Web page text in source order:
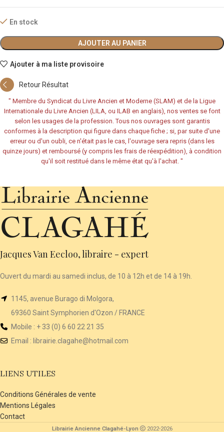
En stock
AJOUTER AU PANIER
Ajouter à ma liste provisoire
Retour Résultat
" Membre du Syndicat du Livre Ancien et Moderne (SLAM) et de la Ligue
Internationale du Livre Ancien (LILA, ou ILAB en anglais), nos ventes se font
selon les usages de la profession. Tous nos ouvrages sont garantis
conformes à la description qui figure dans chaque fiche ; si, par suite d'une
erreur ou d'un oubli, ce n'était pas le cas, l'ouvrage sera repris (dans les
quinze jours) et remboursé (y compris les frais de réexpédition), à condition
qu'il soit restitué dans le même état qu'à l'achat. "
Jacques Van Eecloo, libraire - expert
Ouvert du mardi au samedi inclus, de 10 à 12h et de 14 à 19h.
1145, avenue Burago di Molgora,
69360 Saint Symphorien d'Ozon / FRANCE
Mobile : + 33 (0) 6 60 22 21 35
Email : librairie .clagahe@hotmail.com
LIENS UTILES
Conditions Générales de vente
Mentions Légales
Contact
Librairie Ancienne Clagahé-Lyon 2022-2026